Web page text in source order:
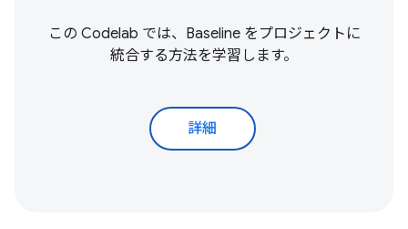
この Codelab では、Baseline をプロジェクトに
統合する方法を学習します。
詳細